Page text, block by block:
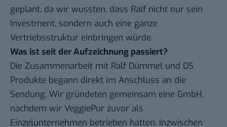
geplant, da wir wussten, dass Ralf nicht nur sein
Investment, sondern auch eine ganze
Vertriebsstruktur einbringen würde.
Was ist seit der Aufzeichnung passiert?
Die Zusammenarbeit mit Ralf Dümmel und DS
Produkte begann direkt im Anschluss an die
Sendung. Wir gründeten gemeinsam eine GmbH,
nachdem wir VeggiePur zuvor als
Einzelunternehmen betrieben hatten. Inzwischen